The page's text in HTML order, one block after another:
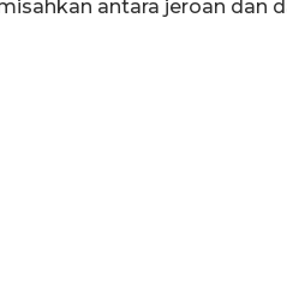
antara jeroan dan